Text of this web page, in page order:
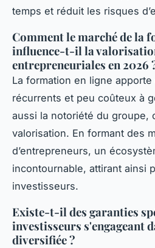
temps et réduit les risques
Comment le marché de la
influence-t-il la
entrepreneuriales en 2026
La formation en ligne
récurrents et peu coûteux à
aussi la notoriété du groupe,
valorisation. En formant des
d’entrepreneurs, un
incontournable, attirant ainsi
investisseurs.
Existe-t-il des garanties
investisseurs s'engageant
diversifiée ?